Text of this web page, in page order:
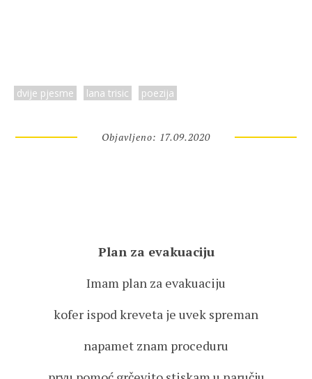
dvije pjesme lana trisic poezija
Objavljeno: 17.09.2020
Plan za evakuaciju
Imam plan za evakuaciju
kofer ispod kreveta je uvek spreman
napamet znam proceduru